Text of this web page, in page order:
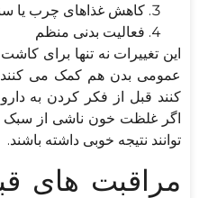
کاهش غذاهای چرب یا
فعالیت بدنی منظم
این تغییرات نه تنها برای
عمومی بدن هم کمک می
کنند قبل از فکر کردن به
اگر غلظت خون ناشی از سبک
توانند نتیجه خوبی داشته باشند.
مراقبت های